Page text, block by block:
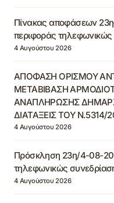
Πίνακας αποφάσεων
περιφοράς
4 Αυγούστου 2026
ΑΠΟΦΑΣΗ ΟΡΙΣΜΟΥ
ΜΕΤΑΒΙΒΑΣΗ
ΑΝΑΠΛΗΡΩΣΗΣ
ΔΙΑΤΑΞΕΙΣ ΤΟΥ Ν.5314/
4 Αυγούστου 2026
Πρόσκληση 23η/4-08-
τηλεφωνικώς
4 Αυγούστου 2026